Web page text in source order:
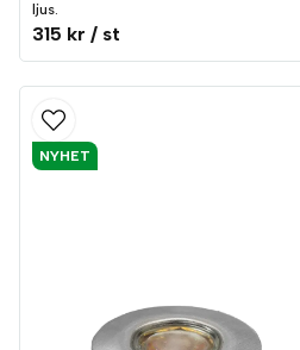
ljus.
315 kr / st
NYHET